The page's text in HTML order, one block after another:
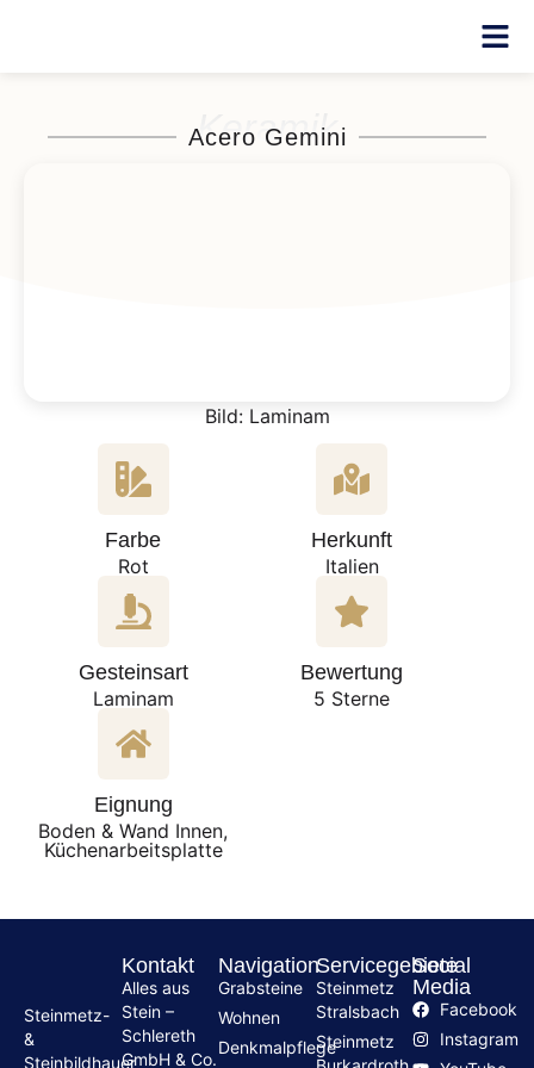
Keramik
Acero Gemini
Bild: Laminam
Farbe
Rot
Herkunft
Italien
Gesteinsart
Laminam
Bewertung
5 Sterne
Eignung
Boden & Wand Innen,
Küchenarbeitsplatte
Steinmetz-
&
Steinbildhauer
Kontakt
Alles aus
Stein –
Schlereth
GmbH & Co.
Navigation
Grabsteine
Wohnen
Denkmalpflege
Servicegebiete
Steinmetz
Stralsbach
Steinmetz
Social
Media
Facebook
Instagram